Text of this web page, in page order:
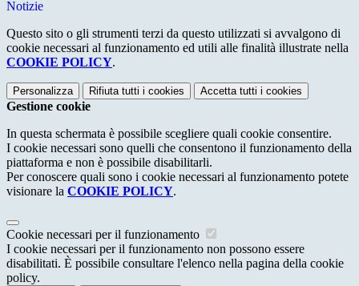
Notizie
Questo sito o gli strumenti terzi da questo utilizzati si avvalgono di
cookie necessari al funzionamento ed utili alle finalità illustrate nella
COOKIE POLICY.
Personalizza Rifiuta tutti i cookies Accetta tutti i cookies
Gestione cookie
In questa schermata è possibile scegliere quali cookie consentire.
I cookie necessari sono quelli che consentono il funzionamento della
piattaforma e non è possibile disabilitarli.
Per conoscere quali sono i cookie necessari al funzionamento potete
visionare la COOKIE POLICY.
Cookie necessari per il funzionamento
I cookie necessari per il funzionamento non possono essere
disabilitati. È possibile consultare l'elenco nella pagina della cookie
policy.